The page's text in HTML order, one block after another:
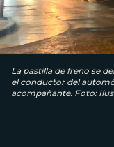
La pastilla de freno se
el conductor del
acompañante. Foto: